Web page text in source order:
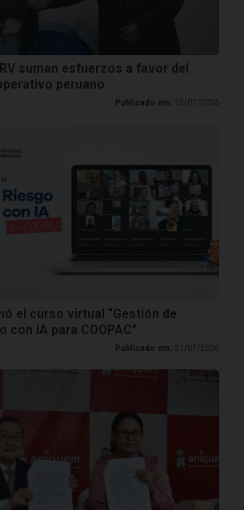
suman esfuerzos a favor del
peruano
Publicado em: 15/07/2026
el curso virtual “Gestión de
con IA para COOPAC”
Publicado em: 21/07/2026